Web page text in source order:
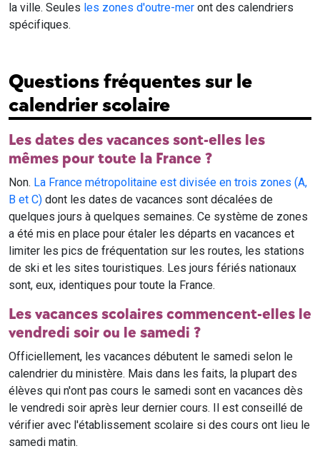
la ville. Seules les zones d'outre-mer ont des calendriers
spécifiques.
Questions fréquentes sur le
calendrier scolaire
Les dates des vacances sont-elles les
mêmes pour toute la France ?
Non. La France métropolitaine est divisée en trois zones (A,
B et C) dont les dates de vacances sont décalées de
quelques jours à quelques semaines. Ce système de zones
a été mis en place pour étaler les départs en vacances et
limiter les pics de fréquentation sur les routes, les stations
de ski et les sites touristiques. Les jours fériés nationaux
sont, eux, identiques pour toute la France.
Les vacances scolaires commencent-elles le
vendredi soir ou le samedi ?
Officiellement, les vacances débutent le samedi selon le
calendrier du ministère. Mais dans les faits, la plupart des
élèves qui n'ont pas cours le samedi sont en vacances dès
le vendredi soir après leur dernier cours. Il est conseillé de
vérifier avec l'établissement scolaire si des cours ont lieu le
samedi matin.